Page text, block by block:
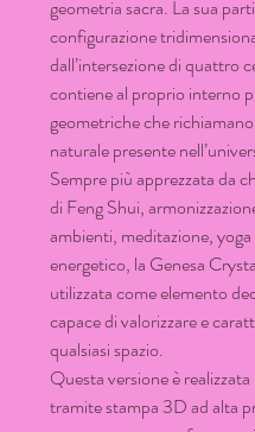
geometria sacra. La sua
configurazione
dall’intersezione di quattro
contiene al proprio interno
geometriche che
naturale presente
Sempre più apprezzata da
di Feng Shui,
ambienti, meditazione, yoga
energetico, la Genesa
utilizzata come elemento
capace di valorizzare e
qualsiasi spazio.
Questa versione è
tramite stampa 3D ad alta